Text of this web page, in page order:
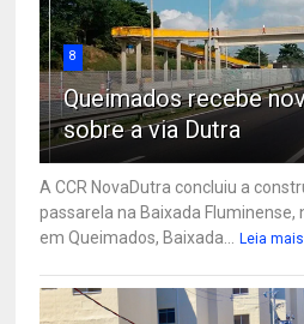
8
Queimados recebe
sobre a via Dutra
A CCR NovaDutra concluiu a
passarela na Baixada Fluminense,
em Queimados, Baixada...
Leia mais